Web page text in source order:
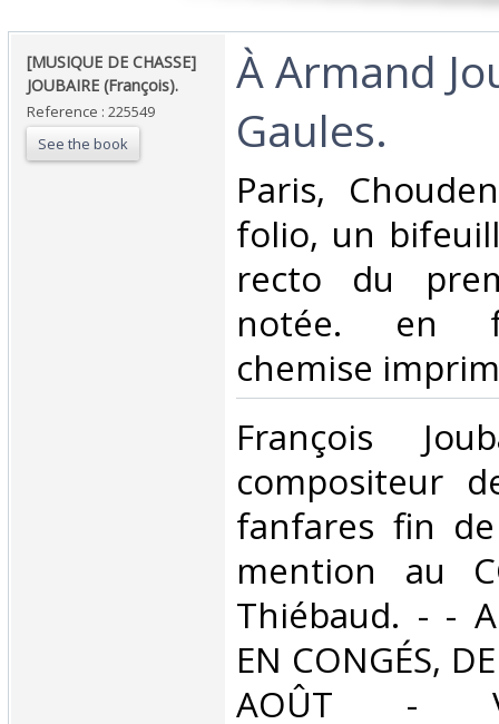
‎[MUSIQUE DE CHASSE]
JOUBAIRE (François).‎
Reference : 225549
See the book
‎À Armand
Gaules.‎
‎Paris,
folio, un
recto du
notée. en
chemise
‎François
compositeur
fanfares fin de
mention au
Thiébaud. - -
EN CONGÉS,
AOÛT -